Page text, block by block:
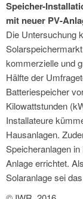
Speicher-
mit neuer PV-
Die Untersuchung
kommerzielle und
Hälfte der
Batteriespeicher
Kilowattstunden
Installateure
Hausanlagen.
Speicheranlagen
Anlage errichtet.
Solaranlage sei